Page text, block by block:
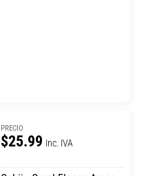
PRECIO
$25.99 Inc. IVA